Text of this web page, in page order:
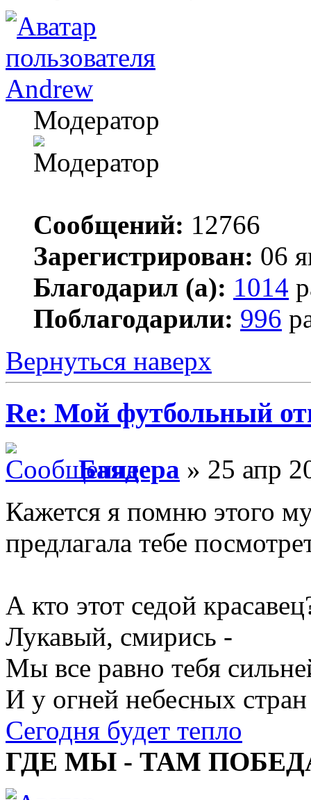
Andrew
Модератор
Сообщений: 12766
Зарегистрирован: 06
Благодарил (а): 1014
Поблагодарили: 996
Вернуться наверх
Re: Мой футбольный
Баядера » 25 апр
Кажется я помню этого
предлагала тебе
А кто этот седой
Лукавый, смирись -
Мы все равно тебя
И у огней небесных стран
Сегодня будет тепло
ГДЕ МЫ - ТАМ